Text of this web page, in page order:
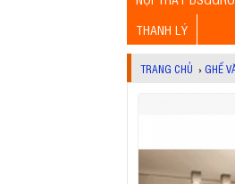
THANH LÝ
TRANG CHỦ › GHẾ